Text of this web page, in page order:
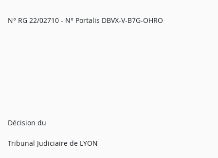
N° RG 22/02710 - N° Portalis DBVX-V-B7G-OHRO
Décision du
Tribunal Judiciaire de LYON